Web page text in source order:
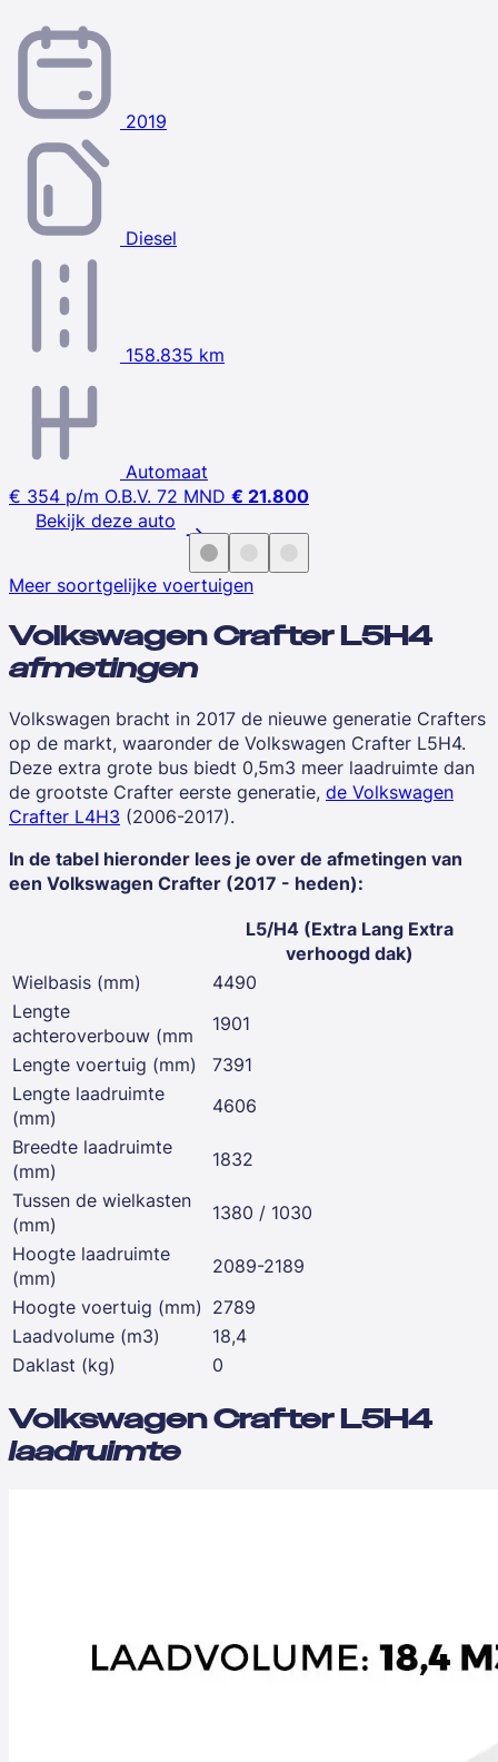
2019
Diesel
158.835 km
Automaat
€ 354 p/m O.B.V. 72 MND € 21.800
Bekijk deze auto
Meer soortgelijke voertuigen
Volkswagen Crafter L5H4
afmetingen
Volkswagen bracht in 2017 de nieuwe generatie Crafters
op de markt, waaronder de Volkswagen Crafter L5H4.
Deze extra grote bus biedt 0,5m3 meer laadruimte dan
de grootste Crafter eerste generatie, de Volkswagen
Crafter L4H3 (2006-2017).
In de tabel hieronder lees je over de afmetingen van
een Volkswagen Crafter (2017 - heden):
L5/H4 (Extra Lang Extra
verhoogd dak)
Wielbasis (mm)
4490
Lengte
achteroverbouw (mm
1901
Lengte voertuig (mm)
7391
Lengte laadruimte
(mm)
4606
Breedte laadruimte
(mm)
1832
Tussen de wielkasten
(mm)
1380 / 1030
Hoogte laadruimte
(mm)
2089-2189
Hoogte voertuig (mm) 2789
Laadvolume (m3)
18,4
Daklast (kg)
0
Volkswagen Crafter L5H4
laadruimte